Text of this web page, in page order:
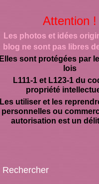
Attention !
Les photos et idées
blog ne sont pas libres
Elles sont protégées par
lois
L111-1 et L123-1 du
propriété
Les utiliser et les
personnelles ou
autorisation est un
Rechercher